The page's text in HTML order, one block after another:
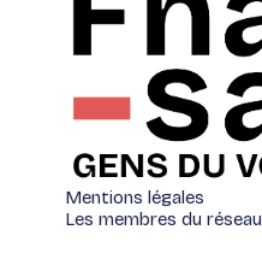
Mentions légales
Les membres du réseau